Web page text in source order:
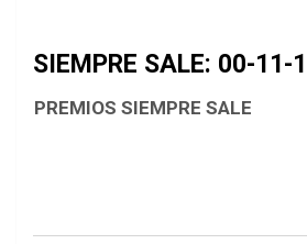
SIEMPRE SALE: 00-
PREMIOS SIEMPRE SALE